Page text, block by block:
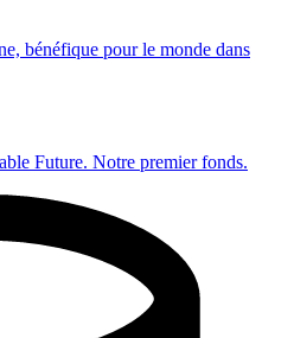
bénéfique pour le monde dans
Future. Notre premier fonds.